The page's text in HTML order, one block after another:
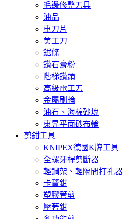
毛邊修整刀具
油品
車刀片
美工刀
鋸條
鑽石膏粉
階梯鑽頭
高級電工刀
金屬刷輪
油石、海棉砂塊
東昇平面砂布輪
剪鉗工具
KNIPEX德國K牌工具
全螺牙桿剪斷器
輕鋼架、輕隔間打孔器
卡簧鉗
塑膠管剪
壓著鉗